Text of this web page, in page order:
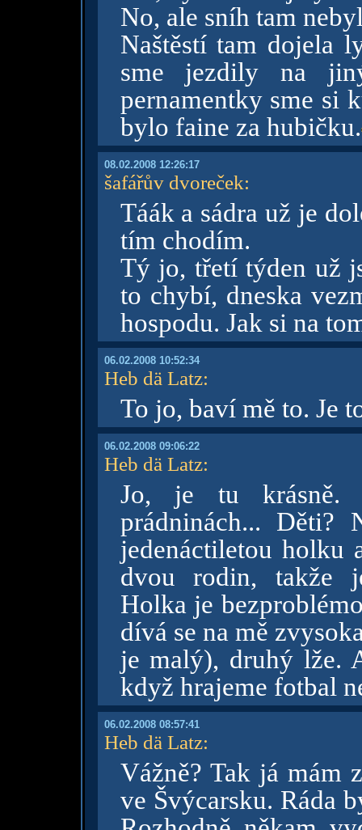
No, ale sníh tam
Naštěstí tam dojela
sme jezdily na
pernamentky sme si
bylo faine za hubičku.
08.02.2008 12:26:17
šafářův dvoreček:
Táák a sádra už je
tím chodím.
Tý jo, třetí týden už
to chybí, dneska
hospodu. Jak si na
06.02.2008 10:52:34
Heb dä Latz:
To jo, baví mě to. Je
06.02.2008 09:06:22
Heb dä Latz:
Jo, je tu krásně.
prádninách... Děti?
jedenáctiletou holku
dvou rodin, takže
Holka je
dívá se na mě
je malý), druhý lže.
když hrajeme fotbal
06.02.2008 08:57:41
Heb dä Latz:
Vážně? Tak já mám
ve Švýcarsku. Ráda